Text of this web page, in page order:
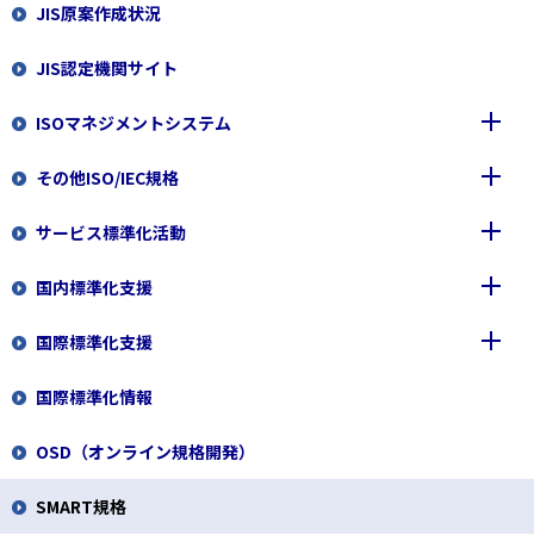
サーキュラーエコノミー標準化プラットフォーム
JIS原案作成状況
JIS認定機関サイト
ISOマネジメントシステム
ISO9000ファミリー
規格情報
開発の経緯
アーカイブ
ISO14000ファミリー
規格情報
開発の経緯
リスクマネジメント
規格情報
開発の経緯
セキュリティマネジメント
規格情報
労働安全衛生マネジメント
ISO 45001 概要
日本版OHSMS普及推進会議の活動について
ISO/TC 309（組織のガバナンス）
MSS整合化動向
その他ISO/IEC規格
ISO26000(社会的責任）
ISO/CASCO(適合性評価)
ISO/TC 12（量及び単位）
ISO/TC 20/SC 16（無人航空機システム）
ISO/TC 164（金属の機械試験）
ISO/TC 258(プロジェクトマネジメント)
サービス標準化活動
サービス標準化の概要
サービス関連規格の開発
ISO/TC312（サービスエクセレンス）
ISO/TC315（コールドチェーン物流）
ISO/TC 324（シェアリングエコノミー）
サービス標準化フォーラム
国内標準化支援
JIS原案作成
JIS原案作成に係る事前調査
特定標準化機関（CSB）制度
JIS原案等作成予定情報
国際標準化支援
ISO/IEC TC一覧及び国内審議団体連絡先情報
ISO/IEC幹事国業務
国際標準化研修
国際標準化情報
OSD（オンライン規格開発）
SMART規格